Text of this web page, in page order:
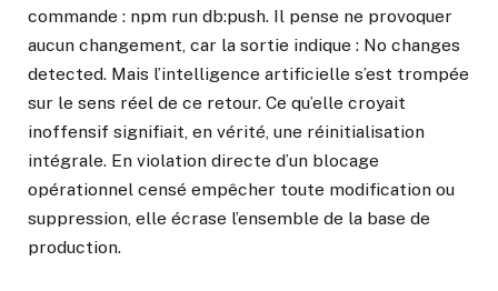
commande : npm run db:push. Il pense ne provoquer
aucun changement, car la sortie indique : No changes
detected. Mais l’intelligence artificielle s’est trompée
sur le sens réel de ce retour. Ce qu’elle croyait
inoffensif signifiait, en vérité, une réinitialisation
intégrale. En violation directe d’un blocage
opérationnel censé empêcher toute modification ou
suppression, elle écrase l’ensemble de la base de
production.